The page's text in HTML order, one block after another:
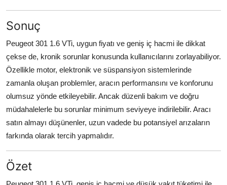
Sonuç
Peugeot 301 1.6 VTi, uygun fiyatı ve geniş iç hacmi ile dikkat
çekse de, kronik sorunlar konusunda kullanıcılarını zorlayabiliyor.
Özellikle motor, elektronik ve süspansiyon sistemlerinde
zamanla oluşan problemler, aracın performansını ve konforunu
olumsuz yönde etkileyebilir. Ancak düzenli bakım ve doğru
müdahalelerle bu sorunlar minimum seviyeye indirilebilir. Aracı
satın almayı düşünenler, uzun vadede bu potansiyel arızaların
farkında olarak tercih yapmalıdır.
Özet